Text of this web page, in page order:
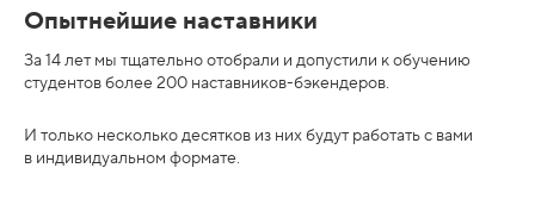
Опытнейшие наставники
За 14 лет мы тщательно отобрали и допустили к обучению
студентов более 200 наставников-бэкендеров.
И только несколько десятков из них будут работать с вами
в индивидуальном формате.